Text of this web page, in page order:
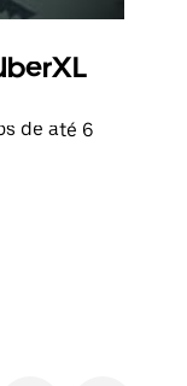
de até 6